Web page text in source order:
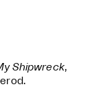
Shipwreck,